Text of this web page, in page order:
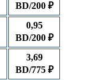
BD/200 ₽
0,95
BD/200 ₽
3,69
BD/775 ₽